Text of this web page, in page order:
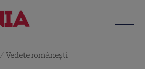
/Vedete româneşti